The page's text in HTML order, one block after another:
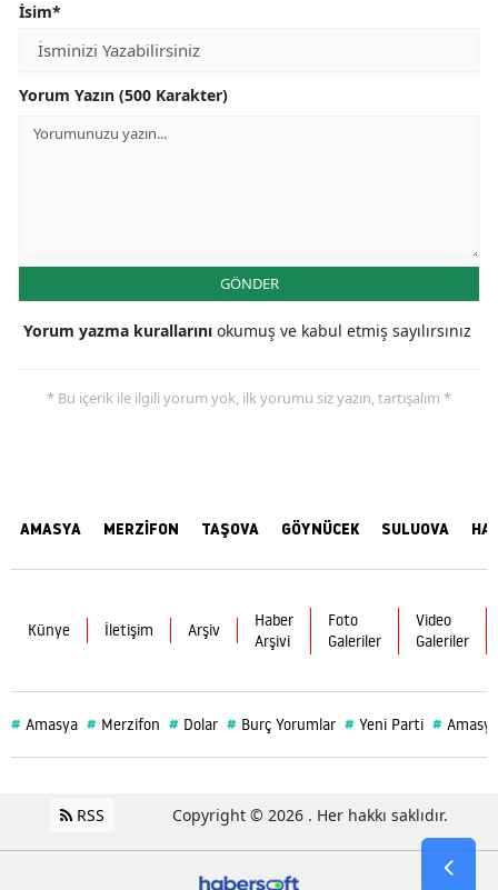
İsim*
Yorum Yazın (500 Karakter)
GÖNDER
Yorum yazma kurallarını okumuş ve kabul etmiş sayılırsınız
* Bu içerik ile ilgili yorum yok, ilk yorumu siz yazın, tartışalım *
AMASYA MERZİFON TAŞOVA GÖYNÜCEK SULUOVA
Künye İletişim Arşiv
Haber
Arşivi
Foto
Galeriler
Video
Galeriler
# Amasya # Merzifon # Dolar # Burç Yorumlar # Yeni Parti #
RSS Copyright © 2026 . Her hakkı saklıdır.